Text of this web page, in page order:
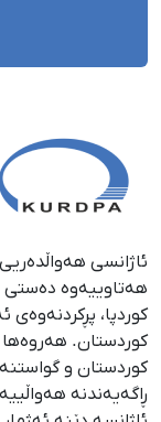
هەتاوییەوە دەستی
كوردپا،
كوردستان. هەروەها
كوردستان و
ڕاگەیەندنە